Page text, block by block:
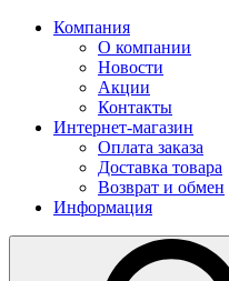
Компания
О компании
Новости
Акции
Контакты
Интернет-магазин
Оплата заказа
Доставка товара
Возврат и обмен
Информация